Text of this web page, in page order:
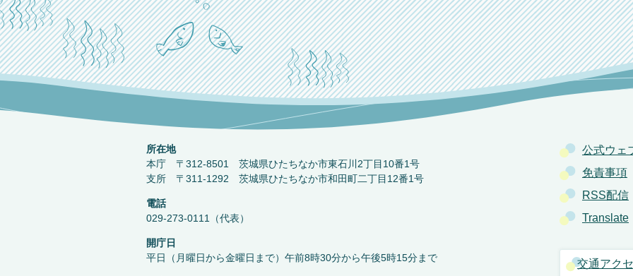
公式ウェ
免責事項
RSS配信
Translate
交通アク
所在地
本庁 〒312-8501 茨城県ひたちなか市東石川2丁目10番1号
支所 〒311-1292 茨城県ひたちなか市和田町二丁目12番1号
電話
029-273-0111（代表）
開庁日
平日（月曜日から金曜日まで）午前8時30分から午後5時15分まで